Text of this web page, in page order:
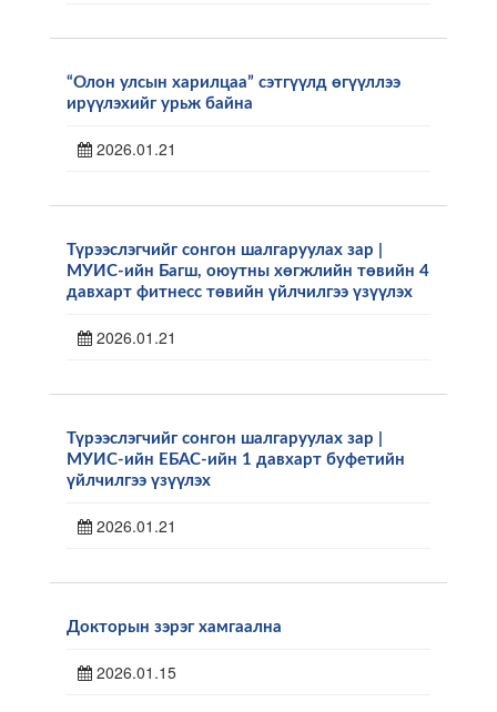
“Олон улсын харилцаа” сэтгүүлд өгүүллээ
ирүүлэхийг урьж байна
2026.01.21
Түрээслэгчийг сонгон шалгаруулах зар |
МУИС-ийн Багш, оюутны хөгжлийн төвийн 4
давхарт фитнесс төвийн үйлчилгээ үзүүлэх
2026.01.21
Түрээслэгчийг сонгон шалгаруулах зар |
МУИС-ийн ЕБАС-ийн 1 давхарт буфетийн
үйлчилгээ үзүүлэх
2026.01.21
Докторын зэрэг хамгаална
2026.01.15